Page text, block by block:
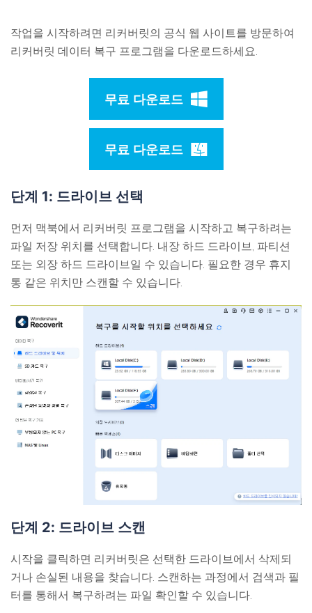
작업을 시작하려면 리커버릿의 공식 웹 사이트를 방문하여
리커버릿 데이터 복구 프로그램을 다운로드하세요.
무료 다운로드
무료 다운로드
단계 1: 드라이브 선택
먼저 맥북에서 리커버릿 프로그램을 시작하고 복구하려는
파일 저장 위치를 선택합니다. 내장 하드 드라이브, 파티션
또는 외장 하드 드라이브일 수 있습니다. 필요한 경우 휴지
통 같은 위치만 스캔할 수 있습니다.
단계 2: 드라이브 스캔
시작을 클릭하면 리커버릿은 선택한 드라이브에서 삭제되
거나 손실된 내용을 찾습니다. 스캔하는 과정에서 검색과 필
터를 통해서 복구하려는 파일 확인할 수 있습니다.